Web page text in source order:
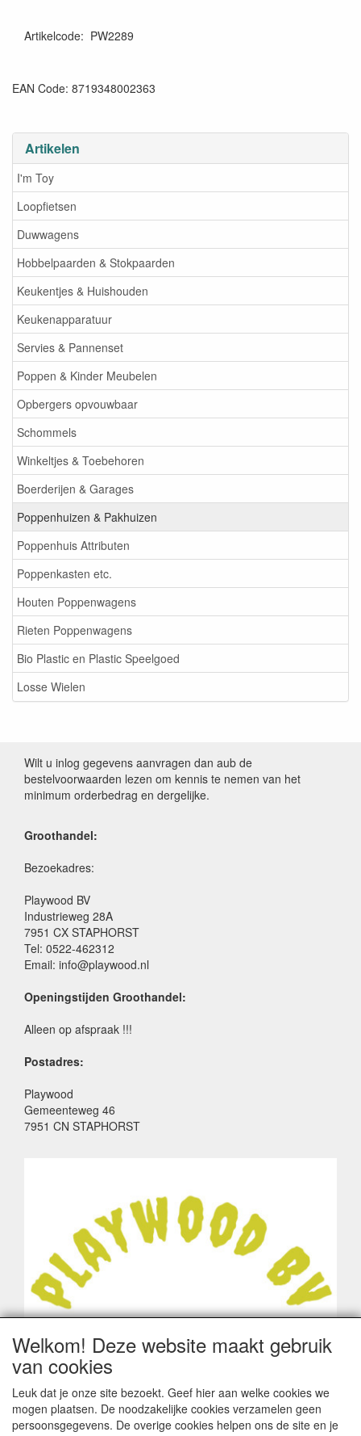
Artikelen
I'm Toy
Loopfietsen
Duwwagens
Hobbelpaarden & Stokpaarden
Keukentjes & Huishouden
Keukenapparatuur
Servies & Pannenset
Poppen & Kinder Meubelen
Opbergers opvouwbaar
Schommels
Winkeltjes & Toebehoren
Boerderijen & Garages
Poppenhuizen & Pakhuizen
Poppenhuis Attributen
Poppenkasten etc.
Houten Poppenwagens
Rieten Poppenwagens
Bio Plastic en Plastic Speelgoed
Losse Wielen
Artikelcode: PW2289
EAN Code: 8719348002363
Wilt u inlog gegevens aanvragen dan aub de
bestelvoorwaarden lezen om kennis te nemen van het
minimum orderbedrag en dergelijke.
Groothandel:
Bezoekadres:
Playwood BV
Industrieweg 28A
7951 CX STAPHORST
Tel: 0522-462312
Email: info@playwood.nl
Openingstijden Groothandel:
Alleen op afspraak !!!
Postadres:
Playwood
Gemeenteweg 46
7951 CN STAPHORST
Welkom! Deze website maakt gebruik
van cookies
Leuk dat je onze site bezoekt. Geef hier aan welke cookies we
mogen plaatsen. De noodzakelijke cookies verzamelen geen
persoonsgegevens. De overige cookies helpen ons de site en je